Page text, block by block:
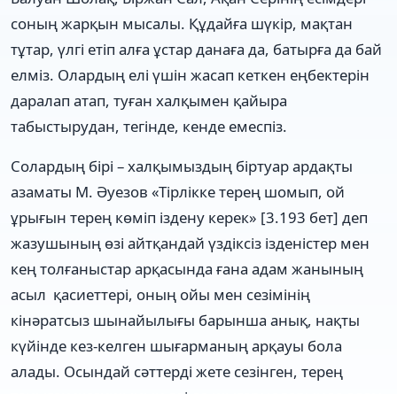
соның жарқын мысалы. Құдайға шүкір, мақтан
тұтар, үлгі етіп алға ұстар данаға да, батырға да бай
елміз. Олардың елі үшін жасап кеткен еңбектерін
даралап атап, туған халқымен қайыра
табыстырудан, тегінде, кенде емеспіз.
Солардың бірі – халқымыздың біртуар ардақты
азаматы М. Әуезов «Тірлікке терең шомып, ой
ұрығын терең көміп іздену керек» [3.193 бет] деп
жазушының өзі айтқандай үздіксіз ізденістер мен
кең толғаныстар арқасында ғана адам жанының
асыл қасиеттері, оның ойы мен сезімінің
кінәратсыз шынайылығы барынша анық, нақты
күйінде кез-келген шығарманың арқауы бола
алады. Осындай сәттерді жете сезінген, терең